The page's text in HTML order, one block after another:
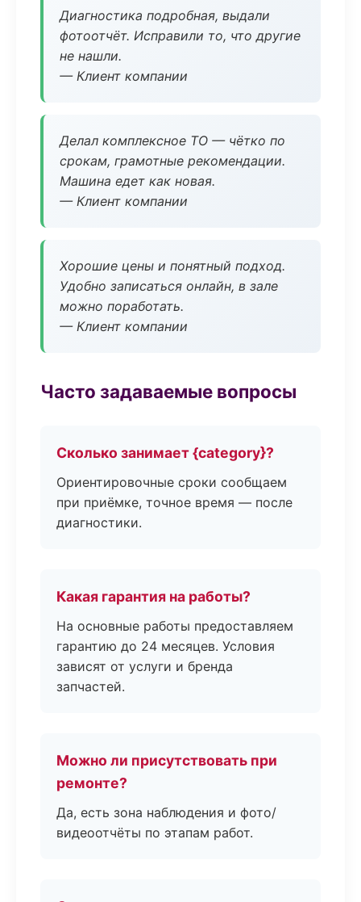
Диагностика подробная, выдали
фотоотчёт. Исправили то, что другие
не нашли.
— Клиент компании
Делал комплексное ТО — чётко по
срокам, грамотные рекомендации.
Машина едет как новая.
— Клиент компании
Хорошие цены и понятный подход.
Удобно записаться онлайн, в зале
можно поработать.
— Клиент компании
Часто задаваемые вопросы
Сколько занимает {category}?
Ориентировочные сроки сообщаем
при приёмке, точное время — после
диагностики.
Какая гарантия на работы?
На основные работы предоставляем
гарантию до 24 месяцев. Условия
зависят от услуги и бренда
запчастей.
Можно ли присутствовать при
ремонте?
Да, есть зона наблюдения и фото/
видеоотчёты по этапам работ.